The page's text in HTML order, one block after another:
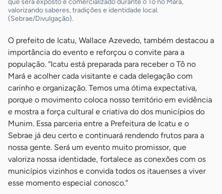
que será exposto e comercializado durante o Tô no Mará,
valorizando saberes, tradições e identidade local.
(Sebrae/Divulgação).
O prefeito de Icatu, Wallace Azevedo, também destacou a
importância do evento e reforçou o convite para a
população. “Icatu está preparada para receber o Tô no
Mará e acolher cada visitante e cada delegação com
carinho e organização. Temos uma ótima expectativa,
porque o movimento coloca nosso território em evidência
e mostra a força cultural e criativa do dos municípios do
Munim. Essa parceria entre a Prefeitura de Icatu e o
Sebrae já deu certo e continuará rendendo frutos para a
nossa gente. Será um evento muito promissor, que
valoriza nossa identidade, fortalece as conexões com os
municípios vizinhos e convida todos os itauenses a viver
esse momento especial conosco.”